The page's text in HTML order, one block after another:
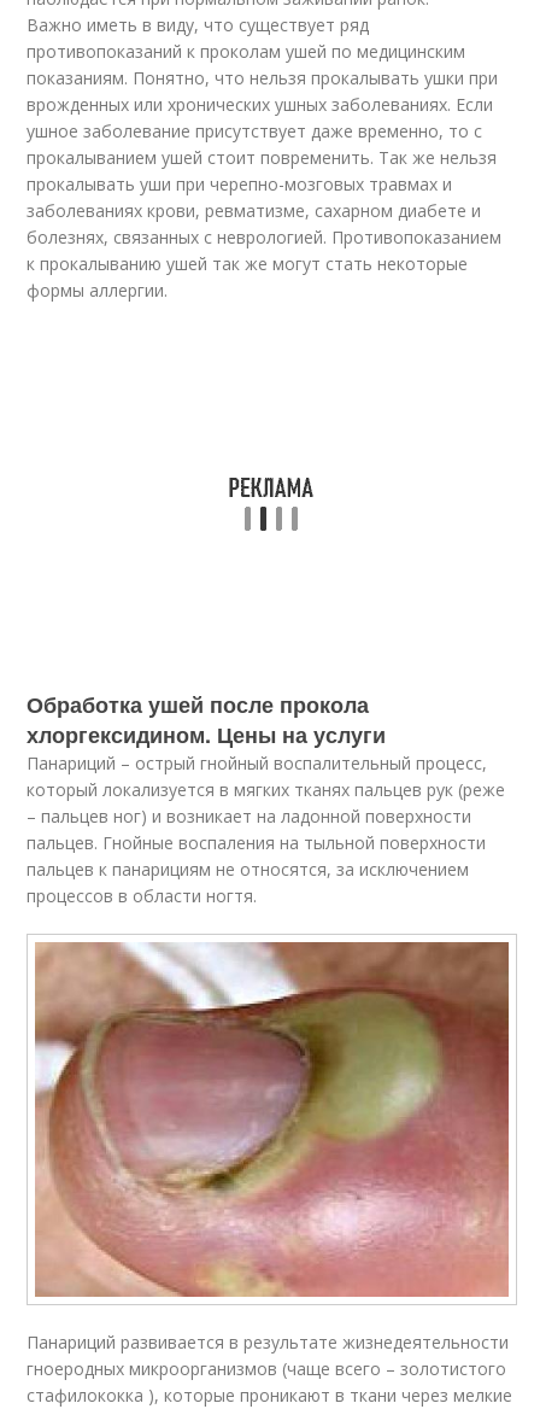
Важно иметь в виду, что существует ряд
противопоказаний к проколам ушей по медицинским
показаниям. Понятно, что нельзя прокалывать ушки при
врожденных или хронических ушных заболеваниях. Если
ушное заболевание присутствует даже временно, то с
прокалыванием ушей стоит повременить. Так же нельзя
прокалывать уши при черепно-мозговых травмах и
заболеваниях крови, ревматизме, сахарном диабете и
болезнях, связанных с неврологией. Противопоказанием
к прокалыванию ушей так же могут стать некоторые
формы аллергии.
Обработка ушей после прокола
хлоргексидином. Цены на услуги
Панариций – острый гнойный воспалительный процесс,
который локализуется в мягких тканях пальцев рук (реже
– пальцев ног) и возникает на ладонной поверхности
пальцев. Гнойные воспаления на тыльной поверхности
пальцев к панарициям не относятся, за исключением
процессов в области ногтя.
Панариций развивается в результате жизнедеятельности
гноеродных микроорганизмов (чаще всего – золотистого
стафилококка ), которые проникают в ткани через мелкие